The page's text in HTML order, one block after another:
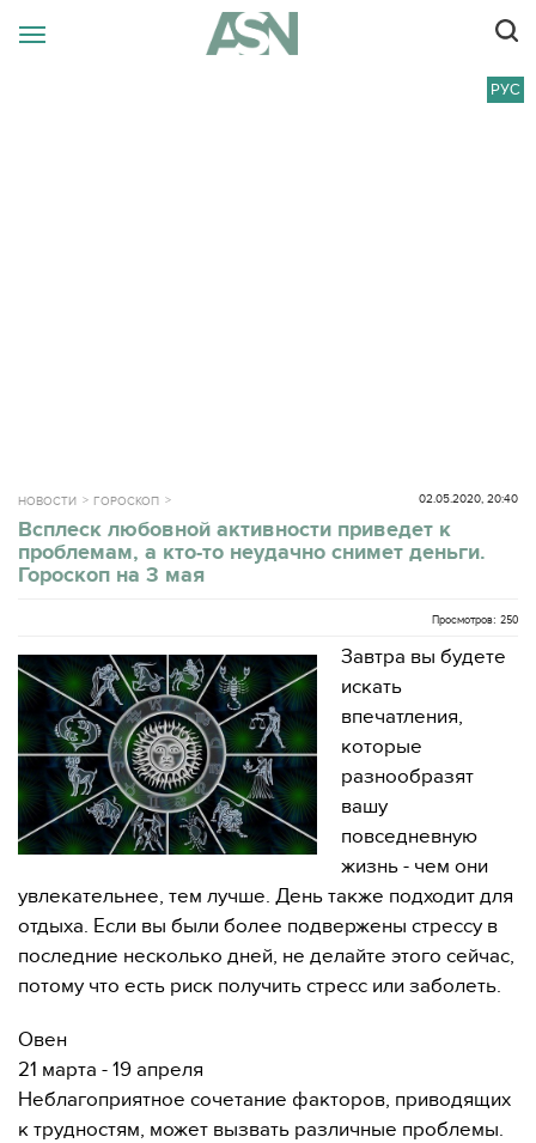
РУС
НОВОСТИ ГОРОСКОП 02.05.2020, 20:40
Всплеск любовной активности приведет к
проблемам, а кто-то неудачно снимет деньги.
Гороскоп на 3 мая
Просмотров: 250
Завтра вы будете
искать
впечатления,
которые
разнообразят
вашу
повседневную
жизнь - чем они
увлекательнее, тем лучше. День также подходит для
отдыха. Если вы были более подвержены стрессу в
последние несколько дней, не делайте этого сейчас,
потому что есть риск получить стресс или заболеть.
Овен
21 марта - 19 апреля
Неблагоприятное сочетание факторов, приводящих
к трудностям, может вызвать различные проблемы.